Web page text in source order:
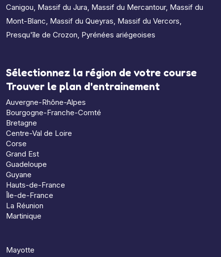
Canigou, Massif du Jura, Massif du Mercantour, Massif du
Mont-Blanc, Massif du Queyras, Massif du Vercors,
Presqu'île de Crozon, Pyrénées ariégeoises
Sélectionnez la région de votre course
Trouver le plan d'entrainement
Auvergne-Rhône-Alpes
Bourgogne-Franche-Comté
Bretagne
Centre-Val de Loire
Corse
Grand Est
Guadeloupe
Guyane
Hauts-de-France
Île-de-France
La Réunion
Martinique
Mayotte